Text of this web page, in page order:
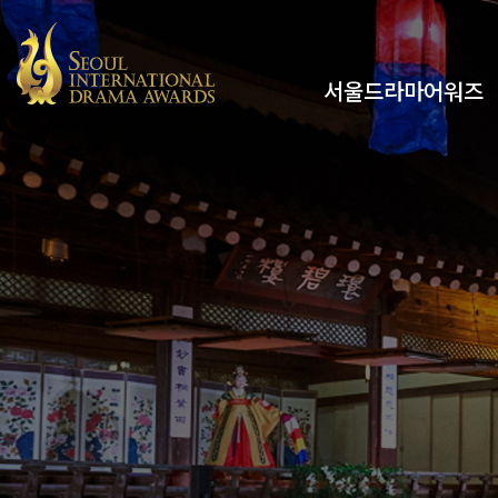
서울드라마어워즈
유튜브
인스타그램
x
페이스북